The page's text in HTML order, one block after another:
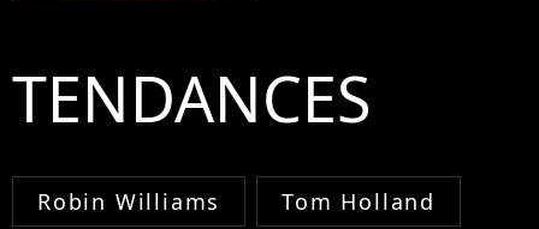
TENDANCES
Robin Williams Tom Holland